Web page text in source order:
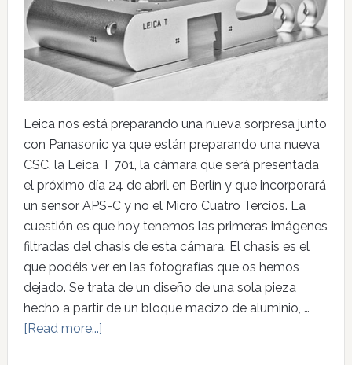
Leica nos está preparando una nueva sorpresa junto
con Panasonic ya que están preparando una nueva
CSC, la Leica T 701, la cámara que será presentada
el próximo día 24 de abril en Berlín y que incorporará
un sensor APS-C y no el Micro Cuatro Tercios. La
cuestión es que hoy tenemos las primeras imágenes
filtradas del chasis de esta cámara. El chasis es el
que podéis ver en las fotografías que os hemos
dejado. Se trata de un diseño de una sola pieza
hecho a partir de un bloque macizo de aluminio, …
[Read more...]